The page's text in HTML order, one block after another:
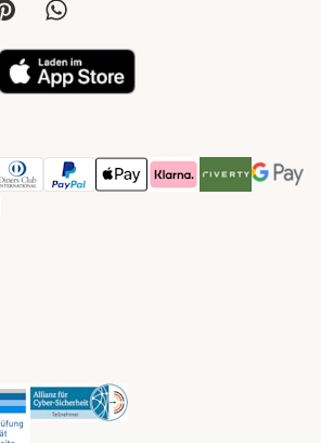
Method
Express Payment Method
Club Payment Method
PayPal Payment Method
Apple Pay Payment Method
Klarna Payment Method
Riverty Payment
Google
Method
Security Security